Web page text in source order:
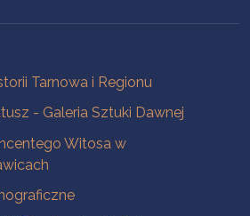
Tarnowa i Regionu
- Galeria Sztuki Dawnej
Witosa w